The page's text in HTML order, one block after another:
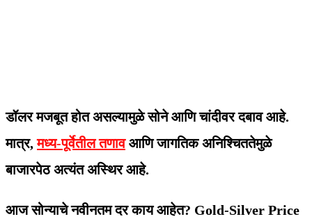
डॉलर मजबूत होत असल्यामुळे सोने आणि चांदीवर दबाव आहे.
मात्र,मध्य-पूर्वेतील तणावआणि जागतिक अनिश्चिततेमुळे
बाजारपेठ अत्यंत अस्थिर आहे.
आज सोन्याचे नवीनतम दर काय आहेत? Gold-Silver Price